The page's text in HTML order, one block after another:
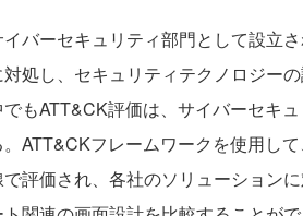
バーセキュリティ部門として設立
処し、セキュリティテクノロジー
もATT&CK評価は、サイバーセキ
ATT&CKフレームワークを使用し
評価され、各社のソリューション